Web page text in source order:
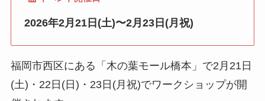
2026年2月21日(土)〜2月23日(月祝)
福岡市西区にある「木の葉モール橋本」で2月21日
(土)・22日(日)・23日(月祝)でワークショップが開